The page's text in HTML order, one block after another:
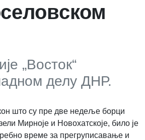
„Восток“
делу ДНР.
што су пре две недеље борци
Мирноје и Новохатскоје, било је
време за прегруписавање и